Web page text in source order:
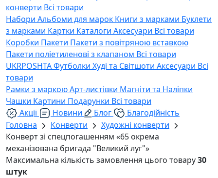
конверти Всі товари
Набори Альбоми для марок Книги з марками Буклети
з марками Картки Каталоги Аксесуари Всі товари
Коробки Пакети Пакети з повітряною вставкою
Пакети поліетиленові з клапаном Всі товари
UKRPOSHTAФутболки Худі та Світшоти Аксесуари Всі
товари
Рамки з маркоюАрт-листівки Магніти та Наліпки
Чашки Картини Подарунки Всі товари
Акції
Новини Блог
Благодійність
Головна
Конверти
Художні конверти
Конверт зі спецпогашенням «65 окрема
механізована бригада "Великий луг"»
Максимальна кількість замовлення цього товару30
штук